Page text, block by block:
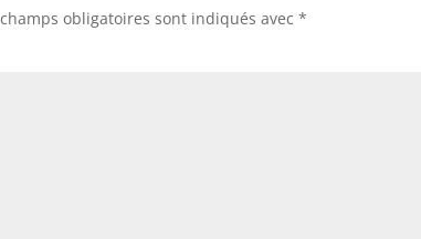
obligatoires sont indiqués avec *